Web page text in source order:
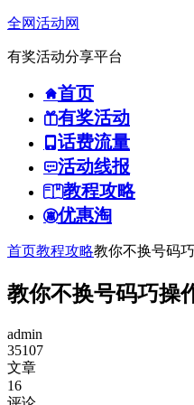
全网活动网
有奖活动分享平台
首页
有奖活动
话费流量
活动线报
教程攻略
优惠淘
首页教程攻略教你不换号码
教你不换号码巧操
admin
35107
文章
16